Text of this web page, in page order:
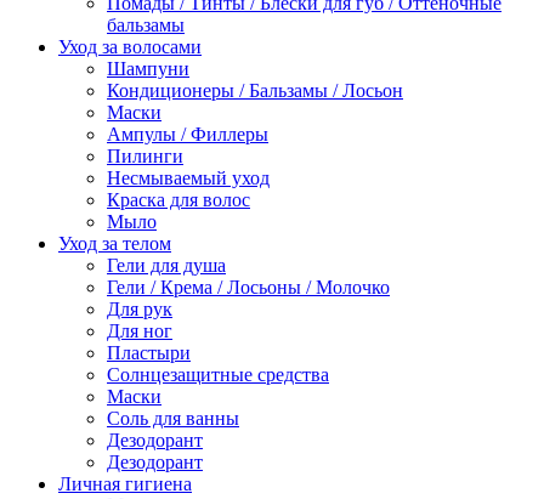
бальзамы
Уход за волосами
Шампуни
Кондиционеры / Бальзамы / Лосьон
Маски
Ампулы / Филлеры
Пилинги
Несмываемый уход
Краска для волос
Мыло
Уход за телом
Гели для душа
Гели / Крема / Лосьоны / Молочко
Для рук
Для ног
Пластыри
Солнцезащитные средства
Маски
Соль для ванны
Дезодорант
Дезодорант
Личная гигиена